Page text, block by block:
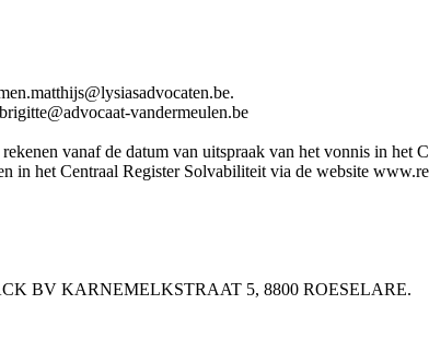
vandermeulen.be
vanaf de datum van uitspraak van het vonnis in het
in het Centraal Register Solvabiliteit via de website
BV KARNEMELKSTRAAT 5, 8800 ROESELARE.